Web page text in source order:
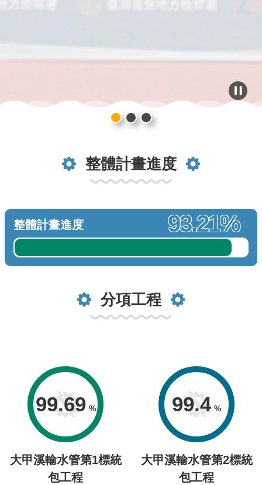
整體計畫進度
整體計畫進度 93.21%
分項工程
大甲溪輸水管第1標統
包工程
99.69
大甲溪輸水管第2標統
包工程
99.4